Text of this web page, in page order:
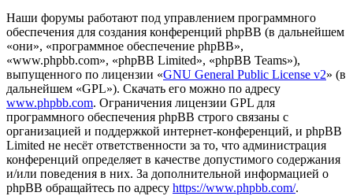
Наши форумы работают под управлением программного
обеспечения для создания конференций phpBB (в дальнейшем
«они», «программное обеспечение phpBB»,
«www.phpbb.com», «phpBB Limited», «phpBB Teams»),
выпущенного по лицензии «GNU General Public License v2» (в
дальнейшем «GPL»). Скачать его можно по адресу
www.phpbb.com. Ограничения лицензии GPL для
программного обеспечения phpBB строго связаны с
организацией и поддержкой интернет-конференций, и phpBB
Limited не несёт ответственности за то, что администрация
конференций определяет в качестве допустимого содержания
и/или поведения в них. За дополнительной информацией о
phpBB обращайтесь по адресу https://www.phpbb.com/.